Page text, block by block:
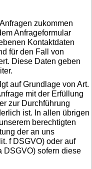
zukommen
Anfrageformular
Kontaktdaten
für den Fall von
Diese Daten geben
auf Grundlage von Art.
mit der Erfüllung
zur Durchführung
ist. In allen übrigen
berechtigten
der an uns
f DSGVO) oder auf
DSGVO) sofern diese